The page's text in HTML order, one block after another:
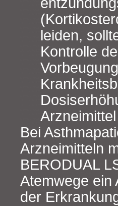
leiden,
Kontrolle
Bei
Arzneimitteln
BERODUAL
Atemwege ein
der